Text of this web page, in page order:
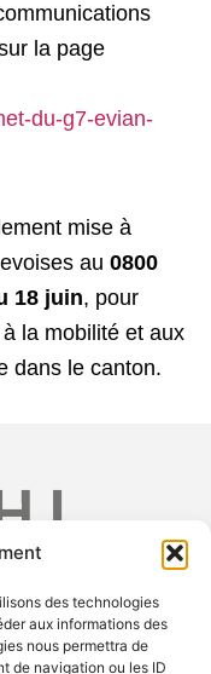
des technologies
aux informations des
nous permettra de
de navigation ou les ID
la page
du-g7-evian-
mise à
au 0800
18 juin, pour
la mobilité et aux
dans le canton.
L